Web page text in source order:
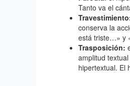
Tanto va el
conserva la
está triste…» y
Trasposición:
amplitud
hipertextual. El